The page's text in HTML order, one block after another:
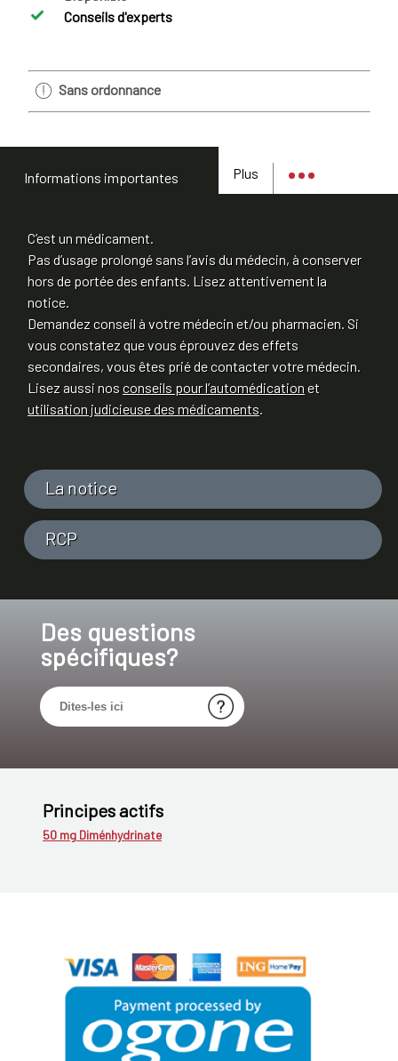
Conseils d'experts
Sans ordonnance
Plus
Informations importantes
C’est un médicament.
Pas d’usage prolongé sans l’avis du médecin, à conserver
hors de portée des enfants. Lisez attentivement la
notice.
Demandez conseil à votre médecin et/ou pharmacien. Si
vous constatez que vous éprouvez des effets
secondaires, vous êtes prié de contacter votre médecin.
Lisez aussi nosconseils pour l’automédicationet
utilisation judicieuse des médicaments.
La notice
RCP
Des questions
spécifiques?
Principes actifs
50 mg Diménhydrinate